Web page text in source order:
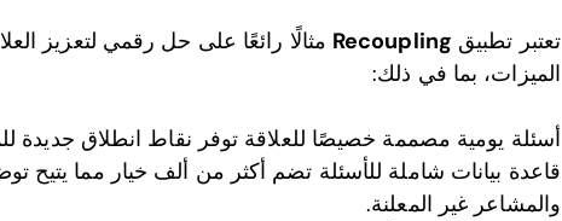
تعتبر تطبيق Recoupling مثالًا رائعًا على حل رقمي لتعزيز
الميزات، بما في ذلك:
أسئلة يومية مصممة خصيصًا للعلاقة توفر نقاط انطلاق جديدة
قاعدة بيانات شاملة للأسئلة تضم أكثر من ألف خيار مما يتيح
والمشاعر غير المعلنة.